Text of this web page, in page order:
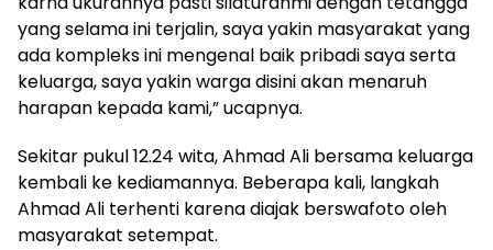
yang selama ini terjalin, saya yakin masyarakat yang
ada kompleks ini mengenal baik pribadi saya serta
keluarga, saya yakin warga disini akan menaruh
harapan kepada kami,” ucapnya.
Sekitar pukul 12.24 wita, Ahmad Ali bersama keluarga
kembali ke kediamannya. Beberapa kali, langkah
Ahmad Ali terhenti karena diajak berswafoto oleh
masyarakat setempat.